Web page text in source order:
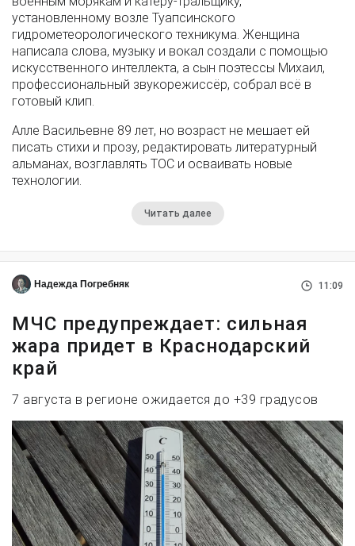
установленному возле Туапсинского
гидрометеорологического техникума. Женщина
написала слова, музыку и вокал создали с помощью
искусственного интеллекта, а сын поэтессы Михаил,
профессиональный звукорежиссёр, собрал всё в
готовый клип.
Алле Васильевне 89 лет, но возраст не мешает ей
писать стихи и прозу, редактировать литературный
альманах, возглавлять ТОС и осваивать новые
технологии.
Читать далее
Надежда Погребняк 11:09
МЧС предупреждает: сильная
жара придет в Краснодарский
край
7 августа в регионе ожидается до +39 градусов